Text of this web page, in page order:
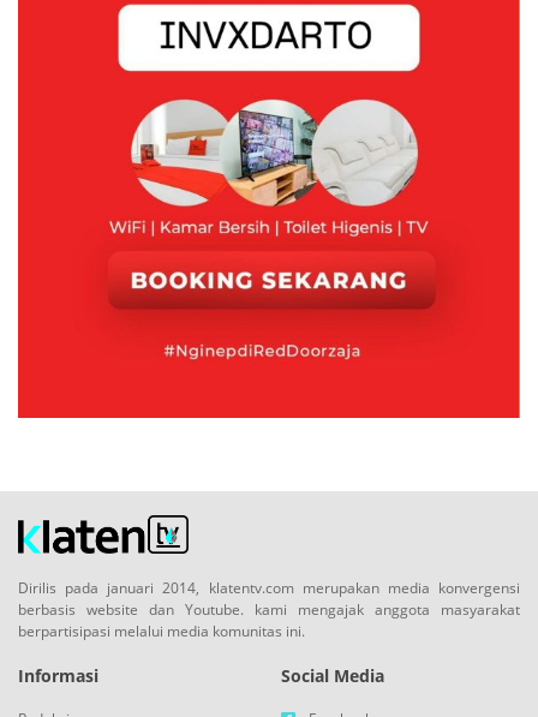
Dirilis pada januari 2014, klatentv.com merupakan media konvergensi
berbasis website dan Youtube. kami mengajak anggota masyarakat
berpartisipasi melalui media komunitas ini.
Informasi Social Media